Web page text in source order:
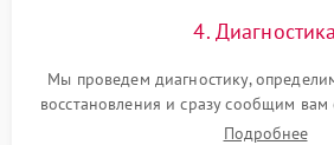
4. Диагностика
Мы проведем диагностику,
восстановления и сразу сообщим
Подробнее